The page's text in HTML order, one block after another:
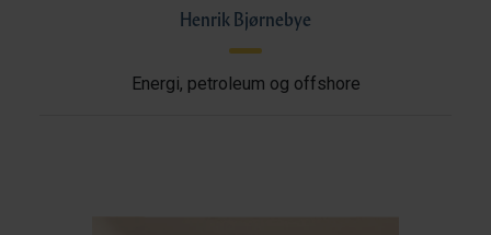
Henrik Bjørnebye
Energi, petroleum og offshore